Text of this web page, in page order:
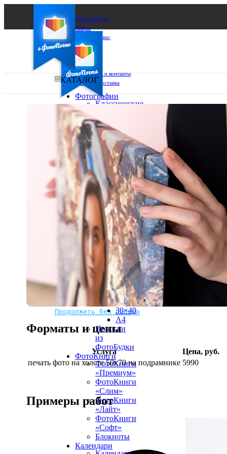
О ФотоПочте
Акции
Сделаем за вас
Бизнесу
FAQ
Франшиза
Поддержка и контакты
Оплата и доставка
Ваш город:
Ваш регион доставки
Выберите из списка:
Не нашли Ваш город?
Мы доставляем по всему миру
Продолжить без города
КАТАЛОГ
Фотографии
Классические
10х15
13х18
15х15
15х20
20х20
20х30
30х30
30х40
А4
Фото
рамке
10х10
10×15
13×18
15×15
15×20
20×20
20×30
30×30
30×40
A4
Полоски
из
ФотоБудки
ФотоКниги
ФотоКниги
«Премиум»
ФотоКниги
«Слим»
ФотоКниги
«Лайт»
ФотоКниги
«Софт»
Блокноты
Календари
Форматы и цены
Услуга
Цена, руб.
печать фото на холсте 50х70 на подрамнике 5990
Примеры работ